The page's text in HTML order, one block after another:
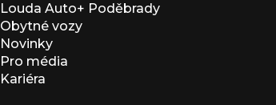
Louda Auto+ Poděbrady
Obytné vozy
Novinky
Pro média
Kariéra